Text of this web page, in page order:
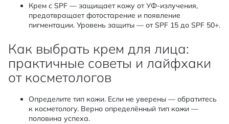
Крем с SPF — защищает кожу от УФ-излучения,
предотвращает фотостарение и появление
пигментации. Уровень защиты — от SPF 15 до SPF 50+.
Как выбрать крем для лица:
практичные советы и лайфхаки
от косметологов
Определите тип кожи. Если не уверены — обратитесь
к косметологу. Верно определённый тип кожи —
половина успеха.